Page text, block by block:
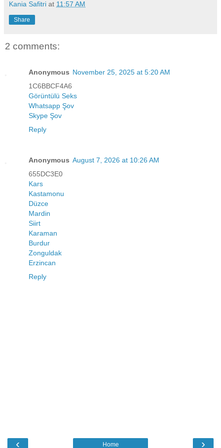
Kania Safitri at 11:57 AM
Share
2 comments:
Anonymous November 25, 2025 at 5:20 AM
1C6BBCF4A6
Görüntülü Seks
Whatsapp Şov
Skype Şov
Reply
Anonymous August 7, 2026 at 10:26 AM
655DC3E0
Kars
Kastamonu
Düzce
Mardin
Siirt
Karaman
Burdur
Zonguldak
Erzincan
Reply
‹ ›
Home